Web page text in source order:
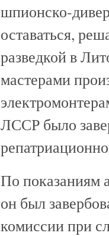
шпионско-
оставаться,
разведкой в
мастерами
ЛССР было
По показаниям
он был
комиссии при